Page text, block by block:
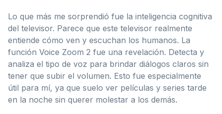
Lo que más me sorprendió fue la inteligencia cognitiva
del televisor. Parece que este televisor realmente
entiende cómo ven y escuchan los humanos. La
función Voice Zoom 2 fue una revelación. Detecta y
analiza el tipo de voz para brindar diálogos claros sin
tener que subir el volumen. Esto fue especialmente
útil para mí, ya que suelo ver películas y series tarde
en la noche sin querer molestar a los demás.